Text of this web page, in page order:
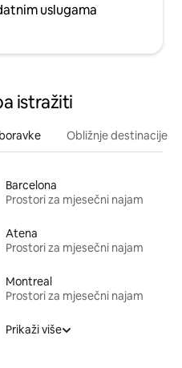
uslugama
istražiti
Obližnje destinacije
Barcelona
Prostori za mjesečni najam
Atena
Prostori za mjesečni najam
Montreal
Prostori za mjesečni najam
Prikaži više